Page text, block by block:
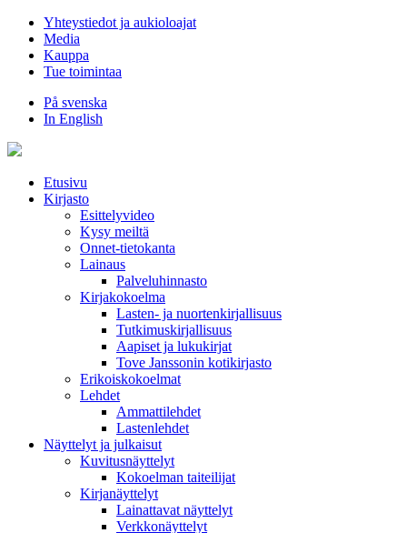
Hyppää
sisältöön
Yhteystiedot ja aukioloajat
Media
Kauppa
Tue toimintaa
På svenska
In English
Etusivu
Kirjasto
Esittelyvideo
Kysy meiltä
Onnet-tietokanta
Lainaus
Palveluhinnasto
Kirjakokoelma
Lasten- ja nuortenkirjallisuus
Tutkimuskirjallisuus
Aapiset ja lukukirjat
Tove Janssonin kotikirjasto
Erikoiskokoelmat
Lehdet
Ammattilehdet
Lastenlehdet
Näyttelyt ja julkaisut
Kuvitusnäyttelyt
Kokoelman taiteilijat
Kirjanäyttelyt
Lainattavat näyttelyt
Verkkonäyttelyt